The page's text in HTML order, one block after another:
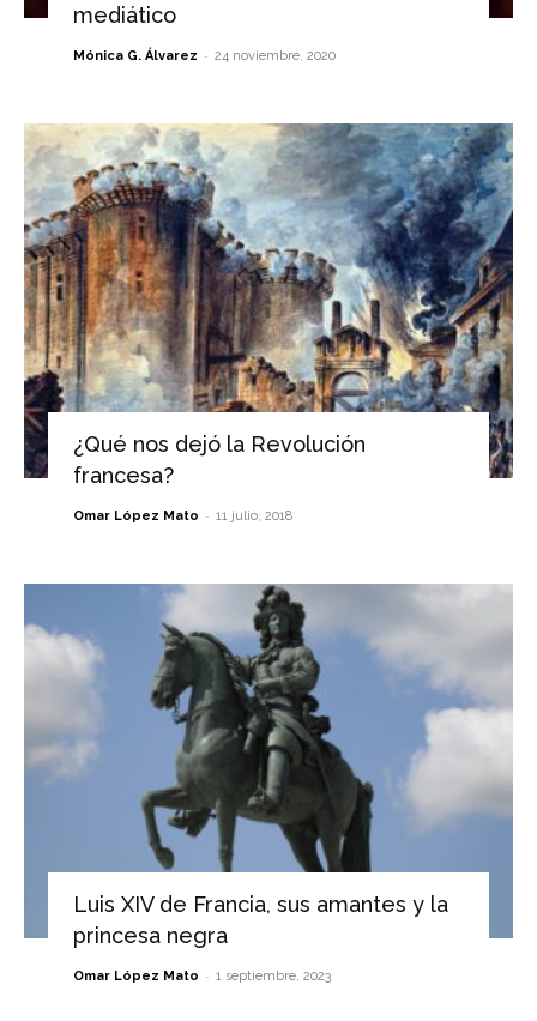
mediático
Mónica G. Álvarez - 24 noviembre, 2020
¿Qué nos dejó la Revolución
francesa?
Omar López Mato - 11 julio, 2018
Luis XIV de Francia, sus amantes y la
princesa negra
Omar López Mato - 1 septiembre, 2023